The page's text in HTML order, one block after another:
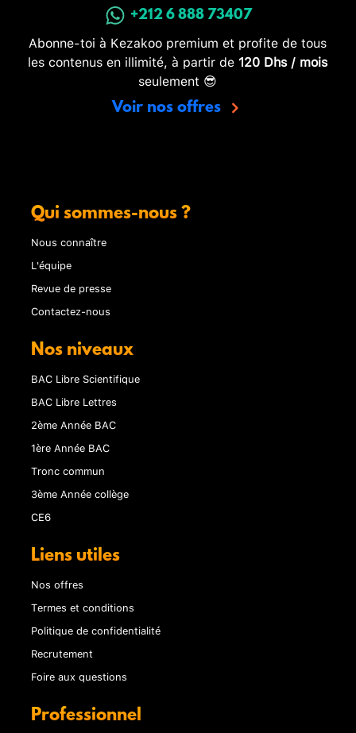
+212 6 888 73407
Abonne-toi à Kezakoo premium et profite de tous
les contenus en illimité, à partir de 120 Dhs / mois
seulement 😎
Voir nos offres
Qui sommes-nous ?
Nous connaître
L'équipe
Revue de presse
Contactez-nous
Nos niveaux
BAC Libre Scientifique
BAC Libre Lettres
2ème Année BAC
1ère Année BAC
Tronc commun
3ème Année collège
CE6
Liens utiles
Nos offres
Termes et conditions
Politique de confidentialité
Recrutement
Foire aux questions
Professionnel